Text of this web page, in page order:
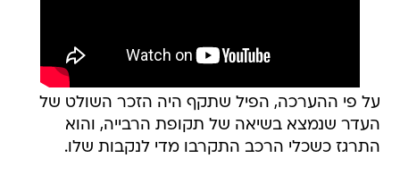
על פי ההערכה, הפיל שתקף היה הזכר השולט של
העדר שנמצא בשיאה של תקופת הרבייה, והוא
התרגז כשכלי הרכב התקרבו מדי לנקבות שלו.